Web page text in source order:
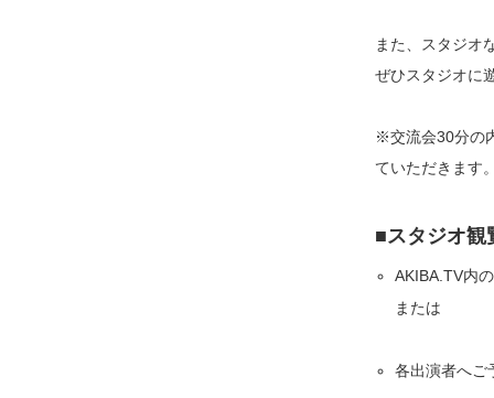
また、スタジオ
ぜひスタジオに
※交流会30分の
ていただきます
■スタジオ観
AKIBA.TV内
または
各出演者へご